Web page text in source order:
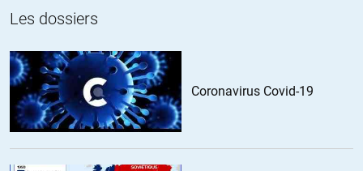
Savonarole //02.11.2021 à 14h28
Le crédit social à la chinoise, tous nos dirigeants ont juré leurs
grands dieux qu’ils trouvaient ça inhumain … et ils s’appliquent tous
à le mettre en place.
Ne les laissons pas faire.
Les dossiers
Coronavirus Covid-19